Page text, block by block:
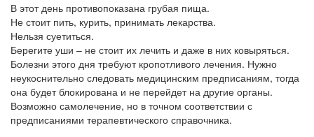
В этот день противопоказана грубая пища.
Не стоит пить, курить, принимать лекарства.
Нельзя суетиться.
Берегите уши – не стоит их лечить и даже в них ковыряться.
Болезни этого дня требуют кропотливого лечения. Нужно
неукоснительно следовать медицинским предписаниям, тогда
она будет блокирована и не перейдет на другие органы.
Возможно самолечение, но в точном соответствии с
предписаниями терапевтического справочника.